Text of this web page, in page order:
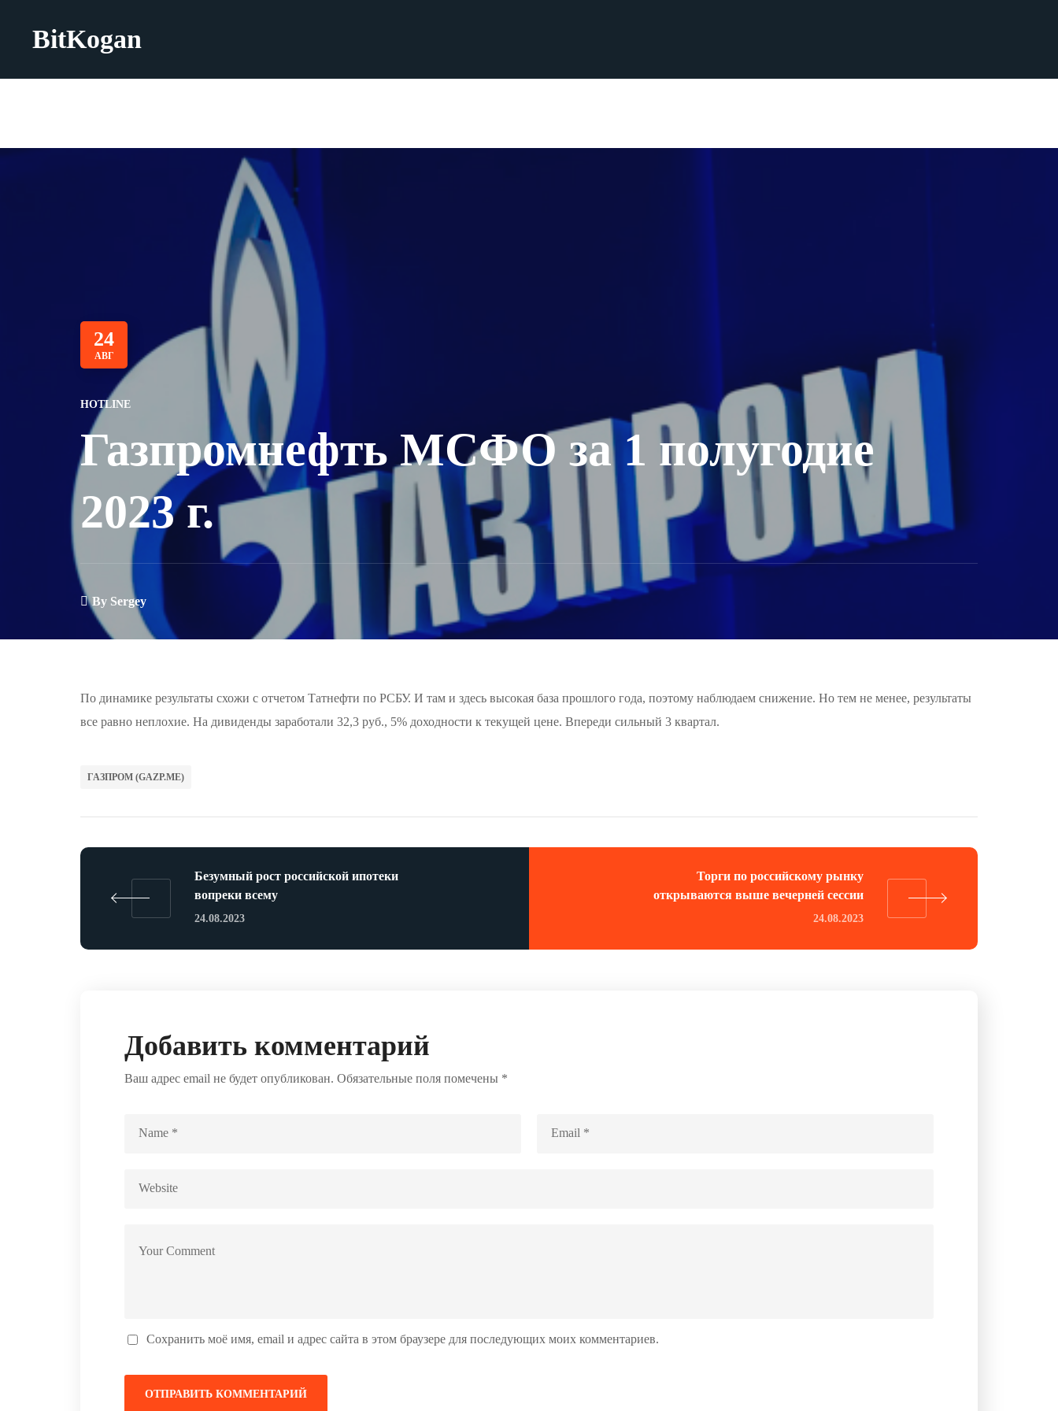
BitKogan
24
АВГ
HOTLINE
Газпромнефть МСФО за 1 полугодие
2023 г.
By Sergey
По динамике результаты схожи с отчетом Татнефти по РСБУ. И там и здесь высокая база прошлого года, поэтому наблюдаем снижение. Но тем не менее, результаты
все равно неплохие. На дивиденды заработали 32,3 руб., 5% доходности к текущей цене. Впереди сильный 3 квартал.
ГАЗПРОМ (GAZP.ME)
Безумный рост российской ипотеки
вопреки всему
24.08.2023
Торги по российскому рынку
открываются выше вечерней сессии
24.08.2023
Добавить комментарий
Ваш адрес email не будет опубликован. Обязательные поля помечены *
Сохранить моё имя, email и адрес сайта в этом браузере для последующих моих комментариев.